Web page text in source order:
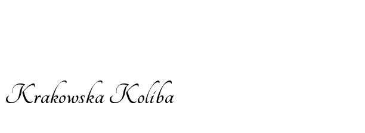
Krakowska Koliba